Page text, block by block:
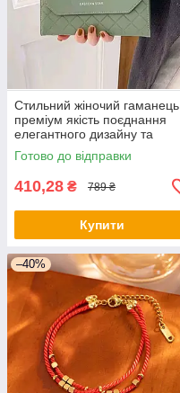
Стильний жіночий гаманець
преміум якість поєднання
елегантного дизайну та
функціональності
Готово до відправки
410,28 ₴ 789 ₴
Купити
–40%